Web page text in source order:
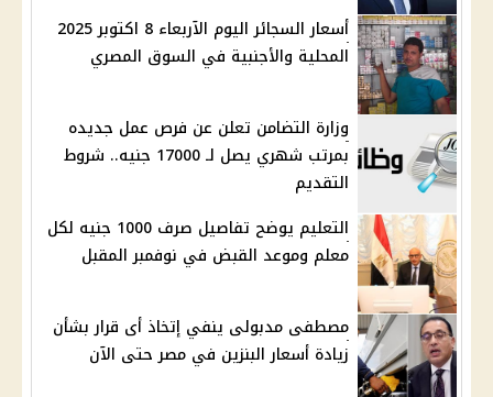
أسعار السجائر اليوم الآربعاء 8 اكتوبر 2025
المحلية والأجنبية في السوق المصري
وزارة التضامن تعلن عن فرص عمل جديده
بمرتب شهري يصل لـ 17000 جنيه.. شروط
التقديم
التعليم يوضح تفاصيل صرف 1000 جنيه لكل
معلم وموعد القبض في نوفمبر المقبل
مصطفى مدبولى ينفي إتخاذ أى قرار بشأن
زيادة أسعار البنزين في مصر حتى الآن